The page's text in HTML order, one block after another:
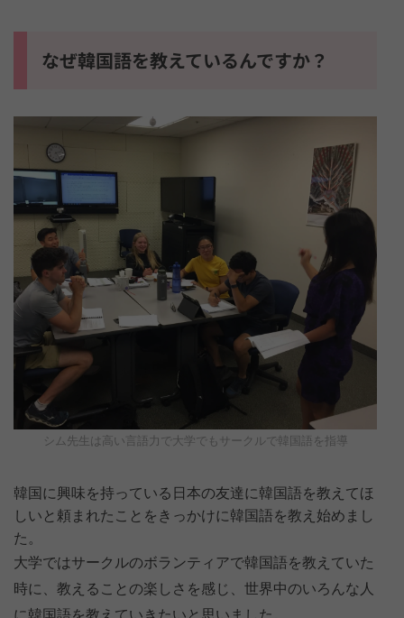
なぜ韓国語を教えているんですか？
シム先生は高い言語力で大学でもサークルで韓国語を指導
韓国に興味を持っている日本の友達に韓国語を教えてほ
しいと頼まれたことをきっかけに韓国語を教え始めまし
た。
大学ではサークルのボランティアで韓国語を教えていた
時に、教えることの楽しさを感じ、世界中のいろんな人
に韓国語を教えていきたいと思いました。